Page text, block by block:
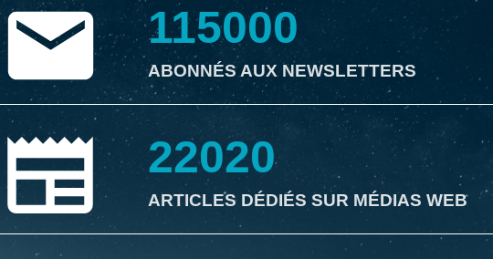
115000
ABONNÉS AUX NEWSLETTERS
22020
ARTICLES DÉDIÉS SUR MÉDIAS WEB